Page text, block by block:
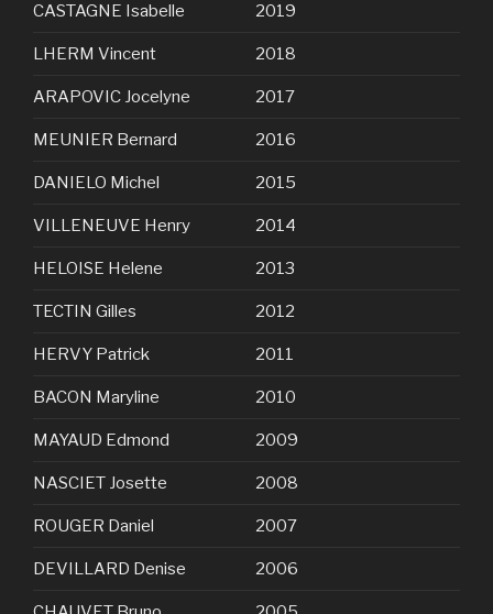
CASTAGNE Isabelle 2019
LHERM Vincent 2018
ARAPOVIC Jocelyne 2017
MEUNIER Bernard 2016
DANIELO Michel 2015
VILLENEUVE Henry 2014
HELOISE Helene 2013
TECTIN Gilles 2012
HERVY Patrick 2011
BACON Maryline 2010
MAYAUD Edmond 2009
NASCIET Josette 2008
ROUGER Daniel 2007
DEVILLARD Denise 2006